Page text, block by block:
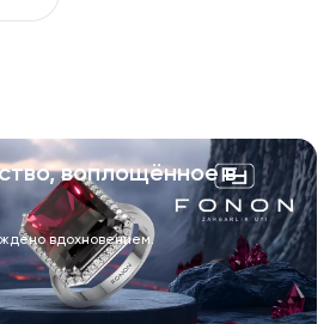
воплощённое в
вдохновением.